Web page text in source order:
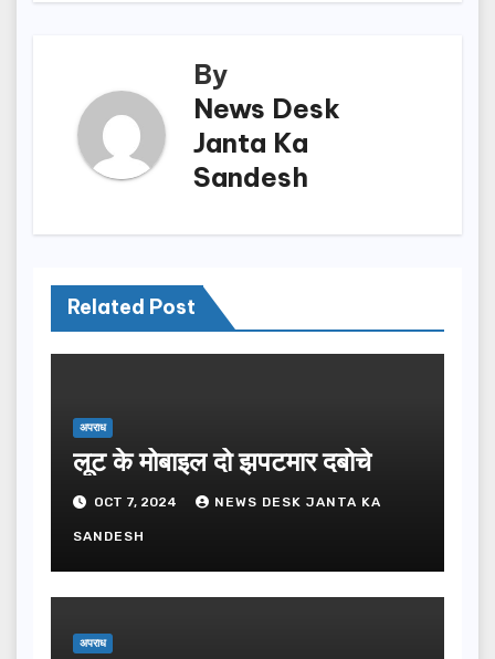
By
News Desk
Janta Ka
Sandesh
Related Post
अपराध
लूट के मोबाइल दो झपटमार दबोचे
OCT 7, 2024 NEWS DESK JANTA KA
SANDESH
अपराध